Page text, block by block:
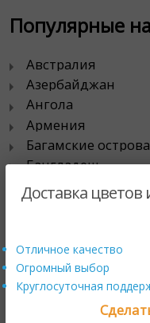
Популярные
Австралия
Азербайджан
Ангола
Армения
Багамские острова
Бангладеш
Барбадос
Беларусь
Бермудские
Болгария
Боливия
Доставка
Отличное качество
Огромный выбор
Круглосуточная